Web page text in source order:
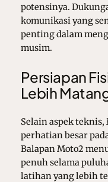
potensinya.
komunikasi yang
penting dalam
musim.
Persiapan
Lebih
Selain aspek
perhatian besar
Balapan Moto2
penuh selama
latihan yang lebih